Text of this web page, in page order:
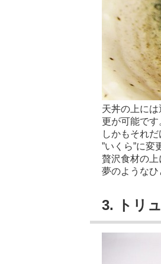
天丼の上には
更が可能です
しかもそれだ
”いくら”に変
贅沢食材の上
夢のようなひ
3. トリ